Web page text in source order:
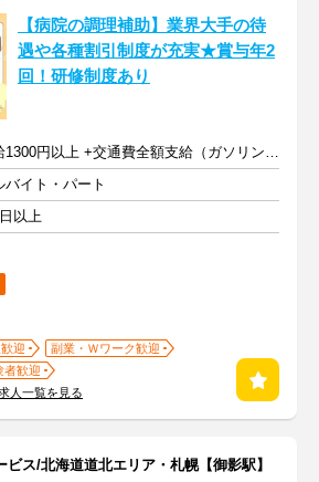
【病院の調理補助】業界大手の待
遇や各種割引制度が充実★賞与年2
回！研修制度あり
時給1300円以上 +交通費全額支給（ガソリン代も支給）
バイト・パート
以上
迎
副業・Ｗワーク歓迎
者歓迎
人一覧を見る
ス/北海道道北エリア・札幌【御影駅】